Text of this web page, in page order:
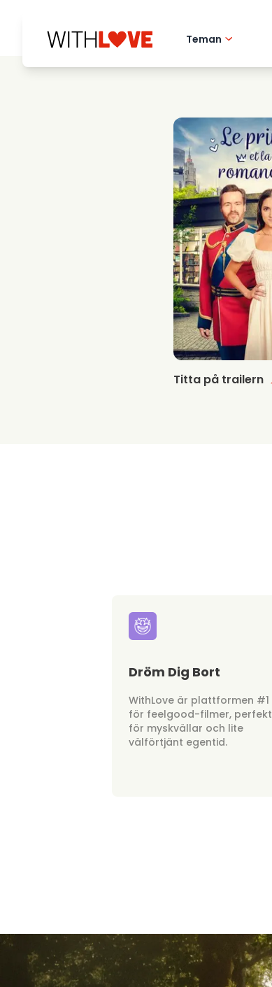
Teman
Mysterier
Titta på trailern
Dröm Dig Bort
WithLove är plattformen #1
för feelgood-filmer, perfekt
för myskvällar och lite
välförtjänt egentid.